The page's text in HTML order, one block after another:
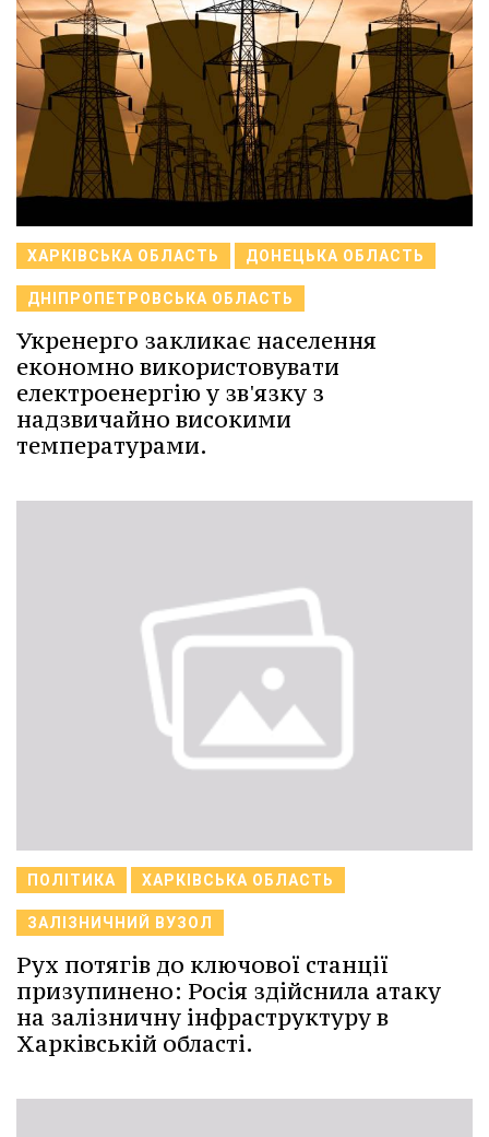
ХАРКІВСЬКА ОБЛАСТЬ ДОНЕЦЬКА ОБЛАСТЬ
ДНІПРОПЕТРОВСЬКА ОБЛАСТЬ
Укренерго закликає населення
економно використовувати
електроенергію у зв'язку з
надзвичайно високими
температурами.
ПОЛІТИКА ХАРКІВСЬКА ОБЛАСТЬ
ЗАЛІЗНИЧНИЙ ВУЗОЛ
Рух потягів до ключової станції
призупинено: Росія здійснила атаку
на залізничну інфраструктуру в
Харківській області.